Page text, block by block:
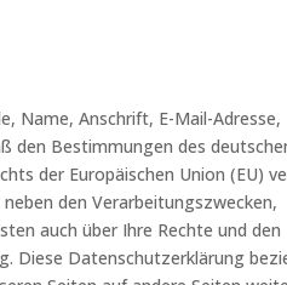
Name, Anschrift, E-Mail-Adresse,
den Bestimmungen des
der Europäischen Union (EU)
den Verarbeitungszwecken,
auch über Ihre Rechte und den
Diese Datenschutzerklärung